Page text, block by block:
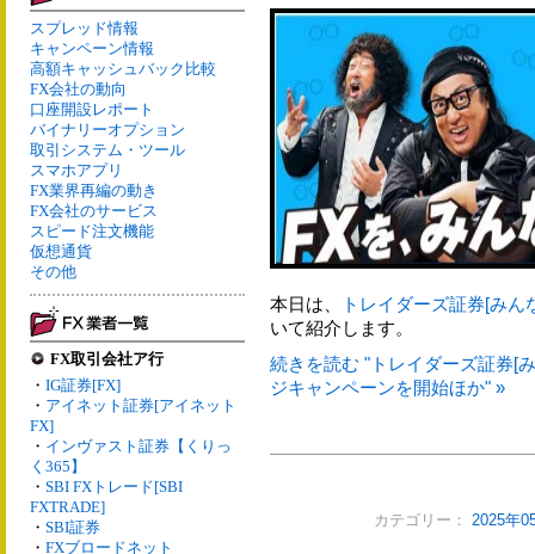
スプレッド情報
キャンペーン情報
高額キャッシュバック比較
FX会社の動向
口座開設レポート
バイナリーオプション
取引システム・ツール
スマホアプリ
FX業界再編の動き
FX会社のサービス
スピード注文機能
仮想通貨
その他
FX取引会社ア行
・ IG証券[FX]
・ アイネット証券[アイネット
FX]
・ インヴァスト証券【くりっ
く365】
・ SBI FXトレード[SBI
FXTRADE]
・ SBI証券
・ FXブロードネット
本日は、
トレイダーズ証券[みん
いて紹介します。
続きを読む "トレイダーズ証券[
ジキャンペーンを開始ほか" »
カテゴリー： 2025年